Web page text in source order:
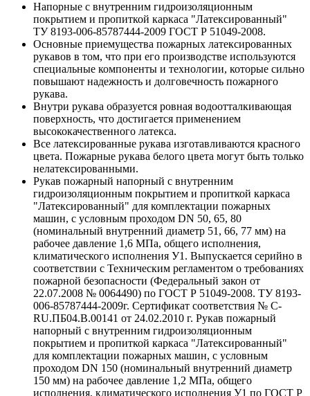
Напорные с внутренним гидроизоляционным
покрытием и пропиткой каркаса "Латексированный"
ТУ 8193-006-85787444-2009 ГОСТ Р 51049-2008.
Основные приемущества пожарных латексированных
рукавов в том, что при его производстве используются
специальные компоненты и технологии, которые сильно
повышают надежность и долговечность пожарного
рукава.
Внутри рукава образуется ровная водоотталкивающая
поверхность, что достигается применением
высококачественного латекса.
Все латексированные рукава изготавливаются красного
цвета. Пожарные рукава белого цвета могут быть только
нелатексированными.
Рукав пожарный напорный с внутренним
гидроизоляционным покрытием и пропиткой каркаса
"Латексированный" для комплектации пожарных
машин, с условным проходом DN 50, 65, 80
(номинальный внутренний диаметр 51, 66, 77 мм) на
рабочее давление 1,6 МПа, общего исполнения,
климатического исполнения У1. Выпускается серийно в
соответствии с Техническим регламентом о требованиях
пожарной безопасности (Федеральный закон от
22.07.2008 № 0064490) по ГОСТ Р 51049-2008. ТУ 8193-
006-85787444-2009г. Сертификат соответствия № С-
RU.ПБ04.В.00141 от 24.02.2010 г. Рукав пожарный
напорный с внутренним гидроизоляционным
покрытием и пропиткой каркаса "Латексированный"
для комплектации пожарных машин, с условным
проходом DN 150 (номинальный внутренний диаметр
150 мм) на рабочее давление 1,2 МПа, общего
исполнения, климатического исполнения У1 по ГОСТ Р